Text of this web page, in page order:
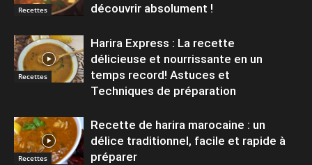
Recettes
découvrir absolument !
Recettes
Harira Express : La recette
délicieuse et nourrissante en un
temps record! Astuces et
Techniques de préparation
Recettes
Recette de harira marocaine : un
délice traditionnel, facile et rapide à
préparer